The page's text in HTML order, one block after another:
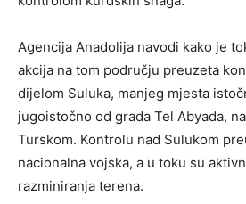
Agencija Anadolija navodi kako je
akcija na tom području preuzeta
dijelom Suluka, manjeg mjesta
jugoistočno od grada Tel Abyada,
Turskom. Kontrolu nad Sulukom
nacionalna vojska, a u toku su
razminiranja terena.